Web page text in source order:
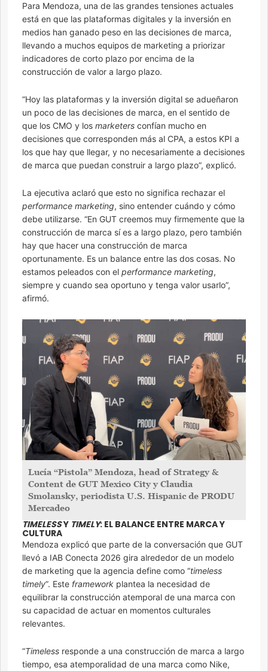
Para Mendoza, una de las grandes tensiones actuales
está en que las plataformas digitales y la inversión en
medios han ganado peso en las decisiones de marca,
llevando a muchos equipos de marketing a priorizar
indicadores de corto plazo por encima de la
construcción de valor a largo plazo.
“Hoy las plataformas y la inversión digital se adueñaron
un poco de las decisiones de marca, en el sentido de
que los CMO y los marketers confían mucho en
decisiones que corresponden más al CPA, a estos KPI a
los que hay que llegar, y no necesariamente a decisiones
de marca que puedan construir a largo plazo”, explicó.
La ejecutiva aclaró que esto no significa rechazar el
performance marketing, sino entender cuándo y cómo
debe utilizarse. “En GUT creemos muy firmemente que la
construcción de marca sí es a largo plazo, pero también
hay que hacer una construcción de marca
oportunamente. Es un balance entre las dos cosas. No
estamos peleados con el performance marketing,
siempre y cuando sea oportuno y tenga valor usarlo”,
afirmó.
Lucía “Pistola” Mendoza, head of Strategy &
Content de GUT Mexico City y Claudia
Smolansky, periodista U.S. Hispanic de PRODU
Mercadeo
TIMELESSY TIMELY: EL BALANCE ENTRE MARCA Y
CULTURA
Mendoza explicó que parte de la conversación que GUT
llevó a IAB Conecta 2026 gira alrededor de un modelo
de marketing que la agencia define como “timeless
timely”. Este framework plantea la necesidad de
equilibrar la construcción atemporal de una marca con
su capacidad de actuar en momentos culturales
relevantes.
“Timeless responde a una construcción de marca a largo
tiempo, esa atemporalidad de una marca como Nike,